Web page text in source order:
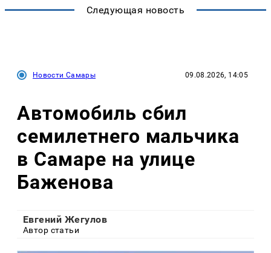
Следующая новость
Новости Самары 09.08.2026, 14:05
Автомобиль сбил
семилетнего мальчика
в Самаре на улице
Баженова
Евгений Жегулов
Автор статьи